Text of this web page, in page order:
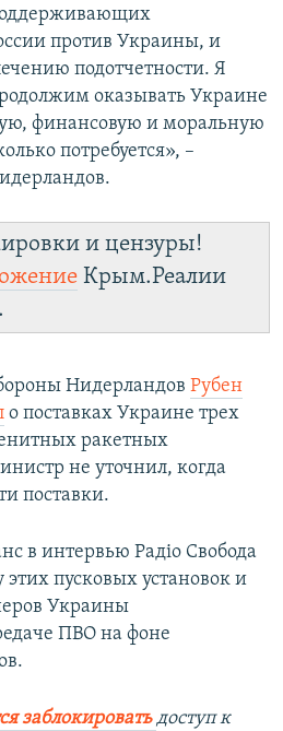
против Украины, и
подотчетности. Я
оказывать Украине
финансовую и моральную
потребуется», –
и цензуры!
Крым.Реалии
.
Нидерландов Рубен
о поставках Украине трех
ракетных
не уточнил, когда
поставки.
в интервью Радіо Свобода
этих пусковых установок и
Украины
ПВО на фоне
заблокировать доступ к